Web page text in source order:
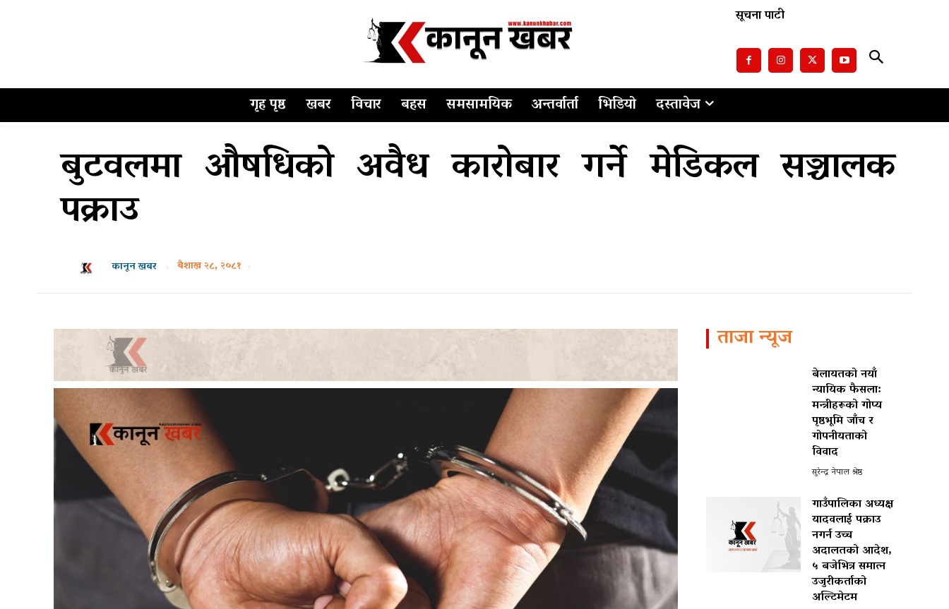
सूचना पाटी
गृह पृष्ठ खबर विचार बहस समसामयिक अन्तर्वार्ता भिडियो दस्तावेज
बुटवलमा औषधिको अवैध कारोबार गर्ने मेडिकल सञ्चालक
पक्राउ
कानून खबर बैशाख २८, २०८१
ताजा न्यूज
बेलायतको नयाँ
न्यायिक फैसला:
मन्त्रीहरूको गोप्य
पृष्ठभूमि जाँच र
गोपनीयताको
विवाद
सुरेन्द्र नेपाल श्रेष्ठ
गाउँपालिका अध्यक्ष
यादवलाई पक्राउ
नगर्न उच्च
अदालतको आदेश,
५ बजेभित्र समात्न
उजुरीकर्ताको
अल्टिमेटम